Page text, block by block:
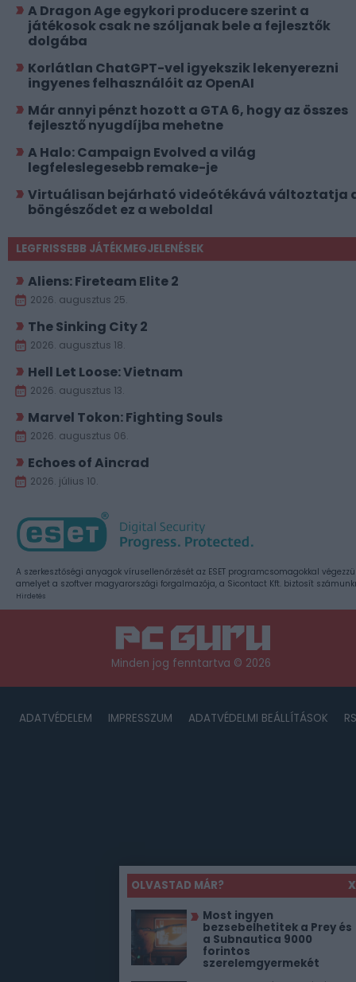
OLVASTAD MÁR?
X
Most ingyen
bezsebelhetitek a Prey és
a Subnautica 9000
forintos
szerelemgyermekét
A Dragon Age egykori producere szerint a
játékosok csak ne szóljanak bele a fejlesztők
dolgába
Korlátlan ChatGPT-vel igyekszik lekenyerezni
ingyenes felhasználóit az OpenAI
Már annyi pénzt hozott a GTA 6, hogy az összes
fejlesztő nyugdíjba mehetne
A Halo: Campaign Evolved a világ
legfeleslegesebb remake-je
Virtuálisan bejárható videótékává változtatja
böngésződet ez a weboldal
LEGFRISSEBB JÁTÉKMEGJELENÉSEK
Aliens: Fireteam Elite 2
2026. augusztus 25.
The Sinking City 2
2026. augusztus 18.
Hell Let Loose: Vietnam
2026. augusztus 13.
Marvel Tokon: Fighting Souls
2026. augusztus 06.
Echoes of Aincrad
2026. július 10.
A szerkesztőségi anyagok vírusellenőrzését az ESET programcsomagokkal
amelyet a szoftver magyarországi forgalmazója, a Sicontact Kft. biztosít
Hirdetés
Minden jog fenntartva © 2026
ADATVÉDELEM IMPRESSZUM ADATVÉDELMI BEÁLLÍTÁSOK